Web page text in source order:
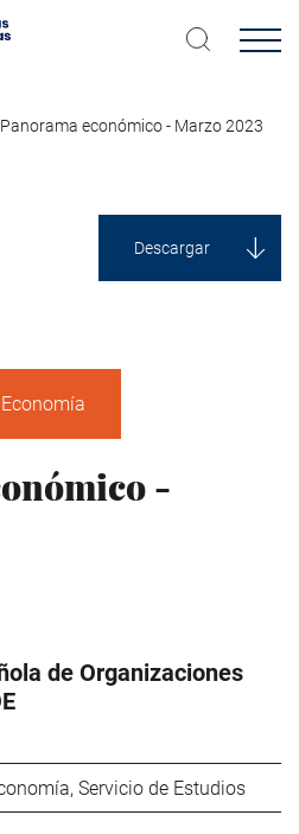
Panorama económico - Marzo 2023
Descargar
Economía
-
de Organizaciones
Servicio de Estudios